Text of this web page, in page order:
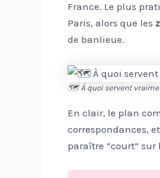
France. Le plus
Paris, alors que les
de banlieue.
🗺️ À quoi servent
En clair, le plan
correspondances,
paraître “court”